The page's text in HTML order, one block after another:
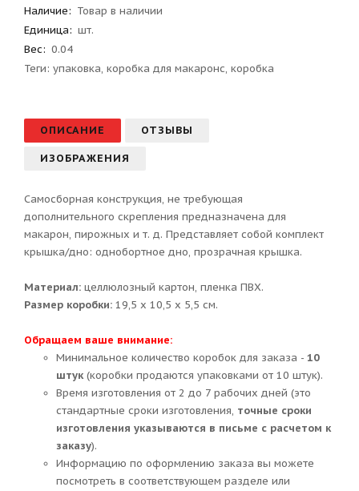
Наличие: Товар в наличии
Единица: шт.
Вес: 0.04
Теги: упаковка, коробка для макаронс, коробка
ОПИСАНИЕ ОТЗЫВЫ
ИЗОБРАЖЕНИЯ
Самосборная конструкция, не требующая
дополнительного скрепления предназначена для
макарон, пирожных и т. д. Представляет собой комплект
крышка/дно: однобортное дно, прозрачная крышка.
Материал: целлюлозный картон, пленка ПВХ.
Размер коробки: 19,5 х 10,5 х 5,5 см.
Обращаем ваше внимание:
Минимальное количество коробок для заказа - 10
штук(коробки продаются упаковками от 10 штук).
Время изготовления от 2 до 7 рабочих дней (это
стандартные сроки изготовления, точные сроки
изготовления указываются в письме с расчетом к
заказу).
Информацию по оформлению заказа вы можете
посмотреть в соответствующем разделе или